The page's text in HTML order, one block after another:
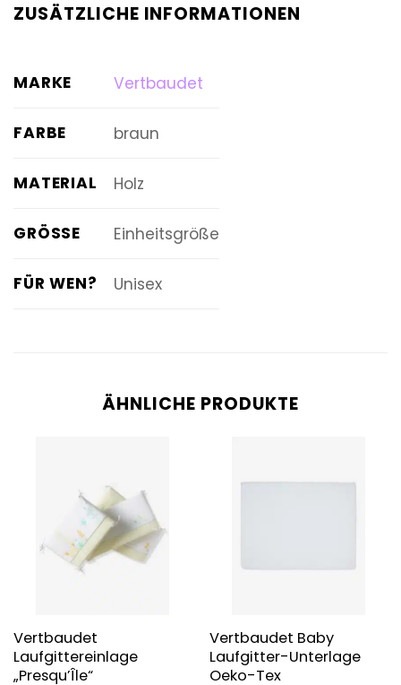
ZUSÄTZLICHE INFORMATIONEN
MARKE Vertbaudet
FARBE braun
MATERIAL Holz
GRÖSSE Einheitsgröße
FÜR WEN? Unisex
ÄHNLICHE PRODUKTE
Vertbaudet
Laufgittereinlage
„Presqu’Île“
Vertbaudet Baby
Laufgitter-Unterlage
Oeko-Tex